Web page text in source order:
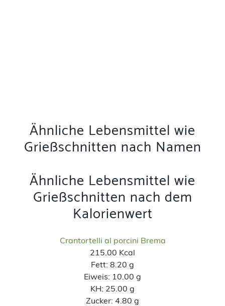
Ähnliche Lebensmittel wie
Grießschnitten nach Namen
Ähnliche Lebensmittel wie
Grießschnitten nach dem
Kalorienwert
Crantortelli al porcini Brema
215.00 Kcal
Fett: 8.20 g
Eiweis: 10.00 g
KH: 25.00 g
Zucker: 4.80 g